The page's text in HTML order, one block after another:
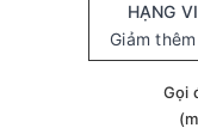
HẠNG
Giảm thêm
Gọi